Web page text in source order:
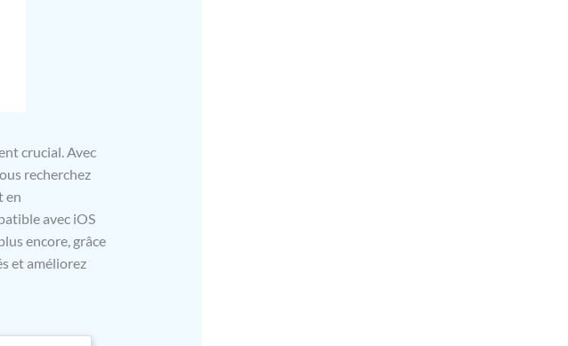
crucial. Avec
recherchez
en
avec iOS
encore, grâce
et améliorez